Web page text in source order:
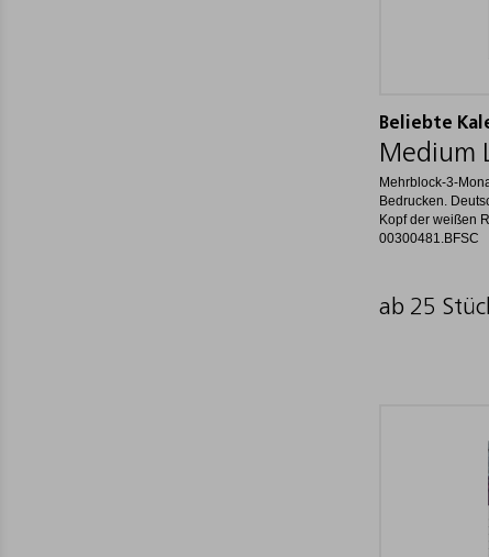
Beliebte
Medium
Mehrblock-3-
Bedrucken.
Kopf der weißen
00300481.BFSC
ab 25